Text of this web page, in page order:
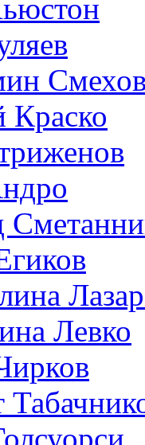
Краско
Левко